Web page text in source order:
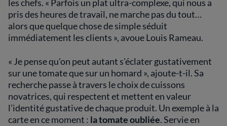
les chefs. « Parfois un plat ultra-complexe, qui nous a
pris des heures de travail, ne marche pas du tout…
alors que quelque chose de simple séduit
immédiatement les clients », avoue Louis Rameau.
« Je pense qu'on peut autant s'éclater gustativement
sur une tomate que sur un homard », ajoute-t-il. Sa
recherche passe à travers le choix de cuissons
novatrices, qui respectent et mettent en valeur
l’identité gustative de chaque produit. Un exemple à la
carte en ce moment : la tomate oubliée. Servie en